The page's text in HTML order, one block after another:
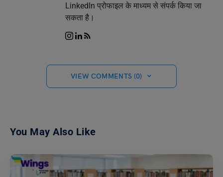
LinkedIn प्रोफाइल के माध्यम से संपर्क किया जा
सकता है।
VIEW COMMENTS (0)
You May Also Like